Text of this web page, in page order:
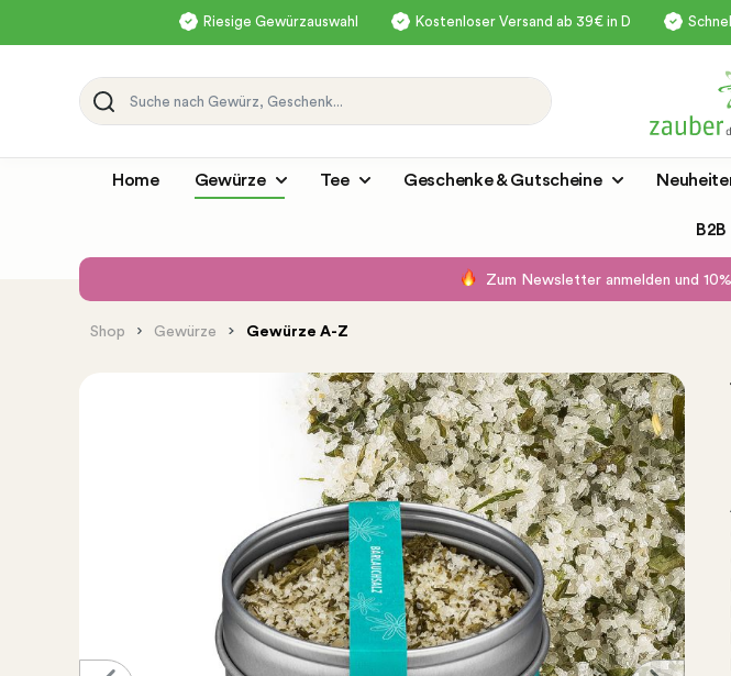
Riesige Gewürzauswahl Kostenloser Versand ab 39€ in D
Home Gewürze Tee Geschenke & Gutscheine
B2B
Zum Newsletter anmelden und
Shop Gewürze Gewürze A-Z